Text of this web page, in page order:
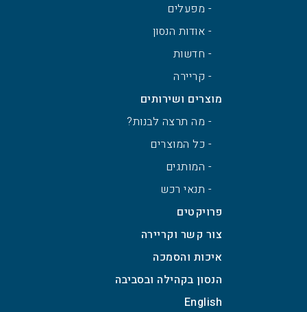
- מפעלים
- אודות הנסון
- חדשות
- קריירה
מוצרים ושירותים
- מה תרצה לבנות?
- כל המוצרים
- המותגים
- תנאי רכש
פרויקטים
צור קשר וקריירה
איכות והסמכה
הנסון בקהילה ובסביבה
English